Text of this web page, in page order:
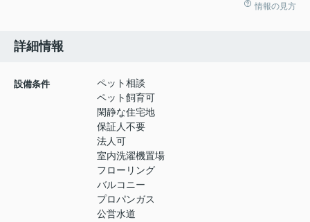
情報の見方
詳細情報
設備条件
ペット相談
ペット飼育可
閑静な住宅地
保証人不要
法人可
室内洗濯機置場
フローリング
バルコニー
プロパンガス
公営水道